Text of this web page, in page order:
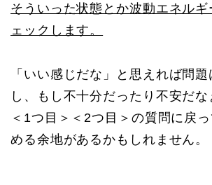
そういった状態とか波動エネル
ェックします。
「いい感じだな」と思えれば問
し、もし不十分だったり不安だな
＜1つ目＞＜2つ目＞の質問に戻
める余地があるかもしれません。